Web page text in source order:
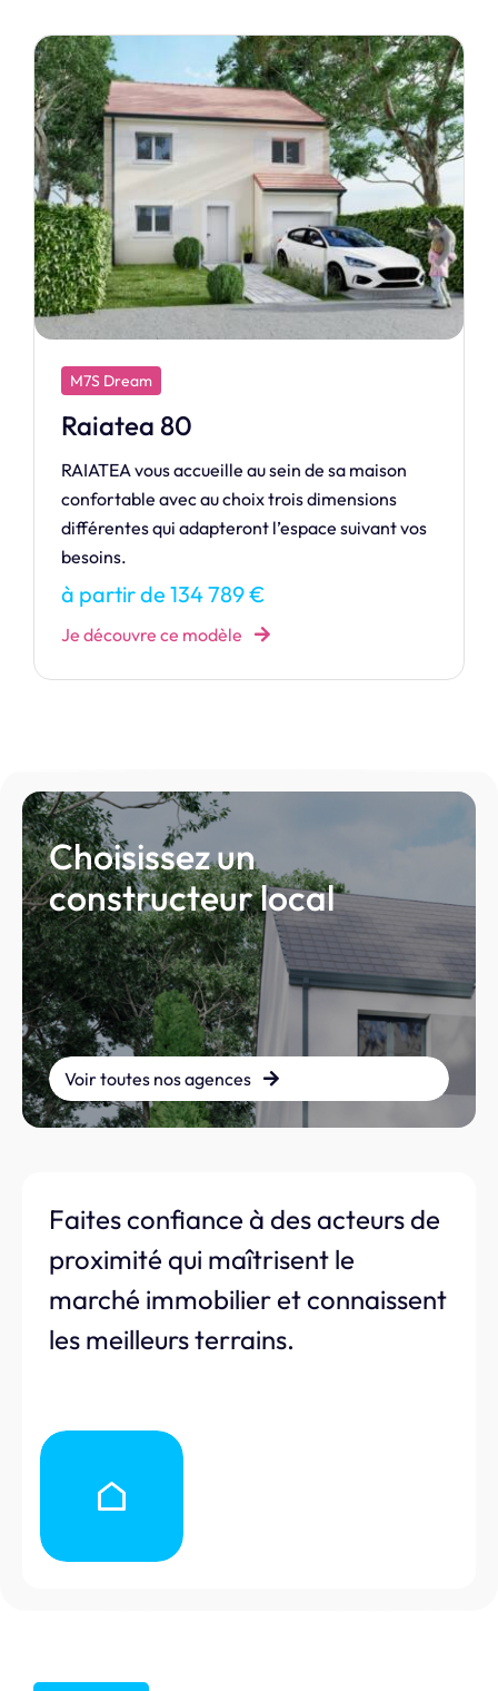
M7S Design
Héritage
HÉRITAGE, le charme intemporel revisité avec
une touche de modernité.
à partir de 354 583 €
Choisissez un
constructeur local
Voir toutes nos agences
Faites confiance à des acteurs de
proximité qui maîtrisent le
marché immobilier et connaissent
les meilleurs terrains.